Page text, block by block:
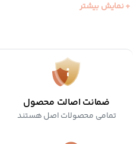
ضد حساسیت
+ نمایش بیشتر
ضمانت اصالت محصول
تمامی محصولات اصل هستند